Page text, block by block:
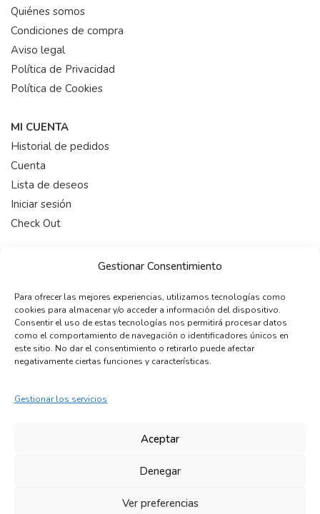
Gestionar Consentimiento
Para ofrecer las mejores experiencias, utilizamos tecnologías como
cookies para almacenar y/o acceder a información del dispositivo.
Consentir el uso de estas tecnologías nos permitirá procesar datos
como el comportamiento de navegación o identificadores únicos en
este sitio. No dar el consentimiento o retirarlo puede afectar
negativamente ciertas funciones y características.
Gestionar los servicios
Aceptar
Denegar
Ver preferencias
Quiénes somos
Condiciones de compra
Aviso legal
Política de Privacidad
Política de Cookies
MI CUENTA
Historial de pedidos
Cuenta
Lista de deseos
Iniciar sesión
Check Out
CONTACTAR
telefono:+34 722 12 15 22
email:info@maleonss.com
reservados.